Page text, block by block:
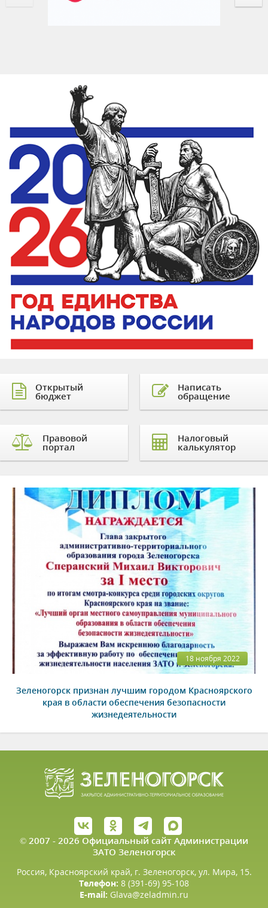
Открытый
бюджет
Правовой
портал
Написать
обращение
Налоговый
калькулятор
18 ноября 2022
Зеленогорск признан лучшим городом Красноярского
края в области обеспечения безопасности
жизнедеятельности
© 2007 - 2026 Официальный сайт Администрации
ЗАТО Зеленогорск
Россия, Красноярский край, г. Зеленогорск, ул. Мира, 15.
Телефон: 8 (391-69) 95-108
E-mail: Glava@zeladmin.ru